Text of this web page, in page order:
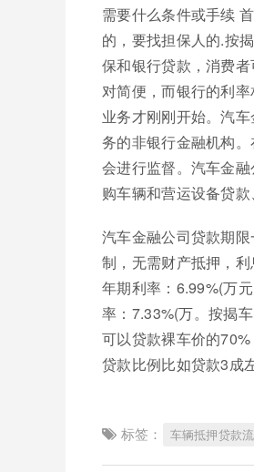
需要什么条件或手续
的，要找担保人的.按
保和银行贷款，消费
对简便，而银行的利
业务才刚刚开始。汽
务的非银行金融机构
会进行监督。汽车金
购车辆和营运设备贷
汽车金融公司贷款期
制，无需财产抵押，
年期利率：6.99%(万
率：7.33%(万。按揭
可以贷款裸车价的
贷款比例比如贷款3成
标签： 车辆抵押贷款